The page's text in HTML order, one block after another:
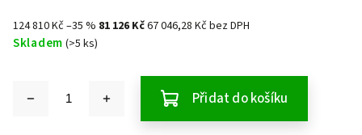
124 810 Kč–35 % 81 126 Kč67 046,28 Kč bez DPH
Skladem (>5 ks)
Přidat do košíku